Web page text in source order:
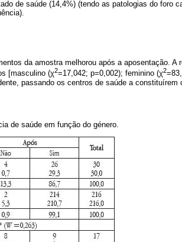
de saúde (14,4%) (tendo as patologias do foro
da amostra melhorou após a aposentação. A
[masculino (χ2=17,042; p=0,002); feminino (χ2
passando os centros de saúde a constituírem
de saúde em função do género.